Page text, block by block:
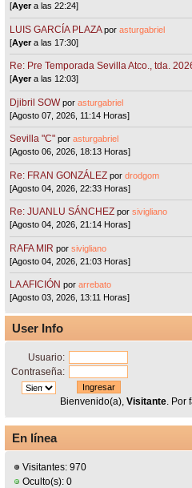
[Ayera las 22:24]
LUIS GARCÍA PLAZA porasturgabriel
[Ayera las 17:30]
Re: Pre Temporada Sevilla Atco., tda.
[Ayera las 12:03]
Djibril SOW porasturgabriel
[Agosto 07, 2026, 11:14 Horas]
Sevilla "C"porasturgabriel
[Agosto 06, 2026, 18:13 Horas]
Re: FRAN GONZÁLEZ pordrodgom
[Agosto 04, 2026, 22:33 Horas]
Re: JUANLU SÁNCHEZ porsivigliano
[Agosto 04, 2026, 21:14 Horas]
RAFA MIR porsivigliano
[Agosto 04, 2026, 21:03 Horas]
LA AFICIÓN porarrebato
[Agosto 03, 2026, 13:11 Horas]
User Info
Usuario:
Contraseña:
Bienvenido(a), Visitante. Por
En línea
Visitantes: 970
Oculto(s): 0